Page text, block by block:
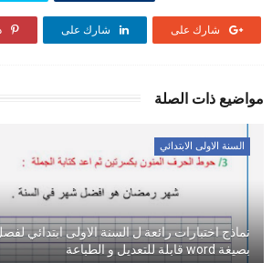
شارك على شارك على
مواضيع ذات الصلة
السنة الاولى الابتدائي
نماذج اختبارات رائعة ل السنة الاولى ابتدائي
بصيغة word قابلة للتعديل و الطباعة